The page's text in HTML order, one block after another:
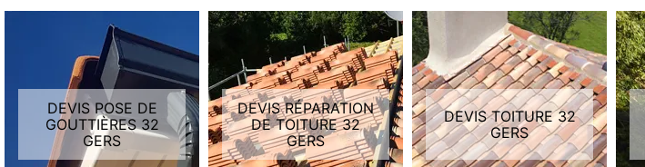
DEVIS POSE DE
GOUTTIÈRES 32
GERS
DEVIS RÉPARATION
DE TOITURE 32
GERS
DEVIS TOITURE 32
GERS